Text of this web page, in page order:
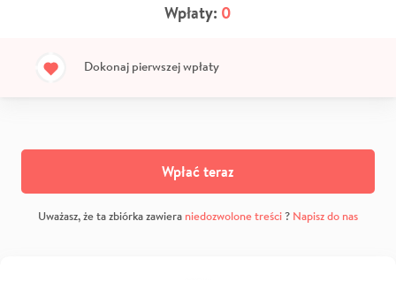
Wpłaty: 0
Dokonaj pierwszej wpłaty
Wpłać teraz
Uważasz, że ta zbiórka zawiera niedozwolone treści? Napisz do nas